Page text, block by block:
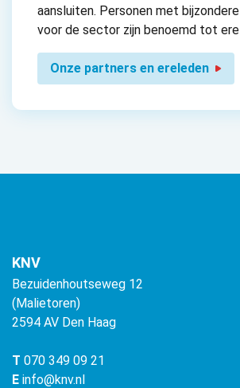
aansluiten. Personen met
voor de sector zijn benoemd tot
Onze partners en ereleden
KNV
Bezuidenhoutseweg 12
(Malietoren)
2594 AV Den Haag
T 070 349 09 21
E info@knv.nl